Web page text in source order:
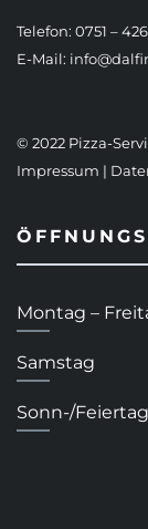
Telefon: 0751 –
E-Mail:
© 2022 Pizza-
Impressum |
Montag –
Samstag
Sonn-/